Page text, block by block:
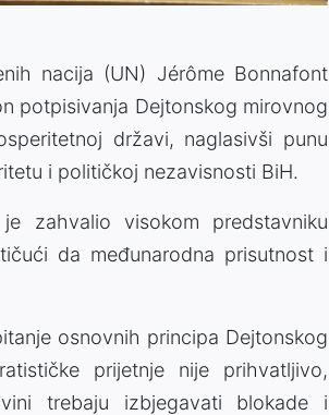
nacija (UN) Jérôme Bonnafont
potpisivanja Dejtonskog mirovnog
državi, naglasivši punu
i političkoj nezavisnosti BiH.
zahvalio visokom predstavniku
da međunarodna prisutnost i
osnovnih principa Dejtonskog
prijetnje nije prihvatljivo,
trebaju izbjegavati blokade i